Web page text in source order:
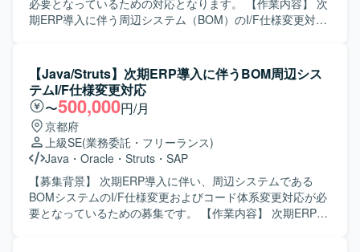
にご活躍いただきたいと考えております。 【ポジションの
ューまで幅広い経験を積むことができます。オフショア開
発との連携を通じて、コードレビューや品質担保のノウハ
ウも習得できる環境です。 【開発環境】 JavaScript、
Java、Pythonを中心としたアジャイル開発体制で、新シス
テムのソースコードレビューおよび修正対応を行っており
ます。
必要となっているための対応となります。 【作業内容】 次
期ERP導入に伴う周辺システム（BOM）のI/F仕様変更対応
ただきます。要件定義から製造、テストまで一連の工程を
担当していただきます。 【求める人物像】 既存資料やソー
スコードから主体的に調査し、不明点は周囲に質問するな
ど自ら進んで確認ができる方を求めています。コミュニケ
ーションを円滑に行いながら業務を遂行できる方を歓迎い
たします。 【ポジションの魅力】 ERP導入に伴う周辺シス
テム改修に上流工程から関わることができ、要件定義から
テストまで一貫して携わることで、業務理解とシステム全
体の構造理解を深められます。BOMやERP連携の知見を高
めることができます。 【開発環境】 Java（Struts）、
【Java/Struts】次期ERP導入に伴うBOM周辺シス
テムI/F仕様変更対応
〜500,000円/月
京都府
上級SE(業務委託・フリーランス)
Java ・ Oracle ・ Struts ・ SAP
【募集背景】 次期ERP導入に伴い、周辺システムである
BOMシステムのI/F仕様変更およびコード体系変更対応が必
要となっているための募集です。 【作業内容】 次期ERP導